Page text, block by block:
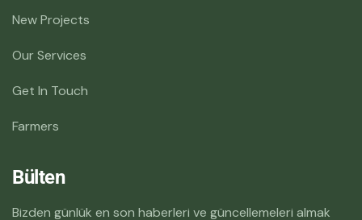
New Projects
Our Services
Get In Touch
Farmers
Bülten
Bizden günlük en son haberleri ve güncellemeleri almak